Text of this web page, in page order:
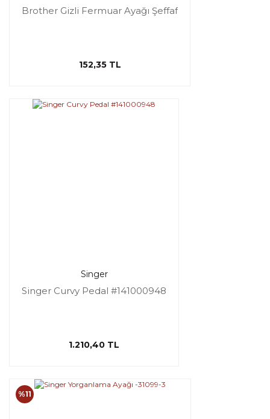
Brother Gizli Fermuar Ayağı Şeffaf
152,35 TL
Singer
Singer Curvy Pedal #141000948
1.210,40 TL
%11